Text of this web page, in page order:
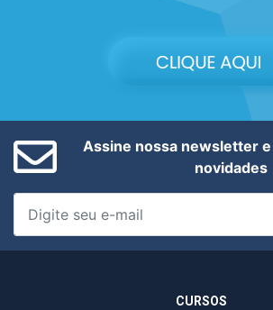
Assine nossa newsletter
novidades
CURSOS